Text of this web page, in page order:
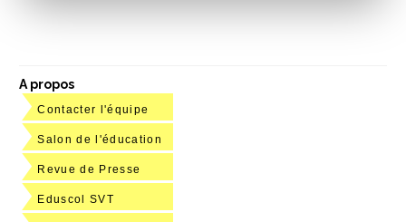
A propos
Contacter l'équipe
Salon de l'éducation
Revue de Presse
Eduscol SVT